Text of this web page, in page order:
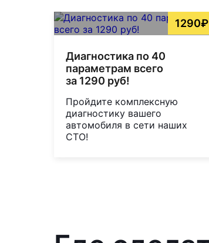
1290₽
Диагностика по 40
параметрам всего
за 1290 руб!
Пройдите комплексную
диагностику вашего
автомобиля в сети наших
СТО!